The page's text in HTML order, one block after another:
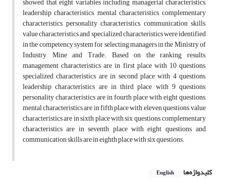
leadership characteristics, mental characteristics, complementary
characteristics, personality characteristics, communication skills,
value characteristics and specialized characteristics were identified
in the competency system for selecting managers in the Ministry of
Industry, Mine and Trade. Based on the ranking results,
management characteristics are in first place with 10 questions,
specialized characteristics are in second place with 4 questions,
leadership characteristics are in third place with 9 questions,
personality characteristics are in fourth place with eight questions,
mental characteristics are in fifth place with eleven questions, value
characteristics are in sixth place with six questions, complementary
characteristics are in seventh place with eight questions, and
communication skills are in eighth place with six questions.
کلیدواژه‌ها English